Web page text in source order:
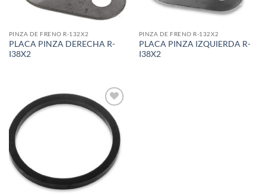
PINZA DE FRENO R-132X2
PLACA PINZA DERECHA R-
I38X2
PINZA DE FRENO R-132X2
PLACA PINZA IZQUIERDA R-
I38X2
Add to
wishlist